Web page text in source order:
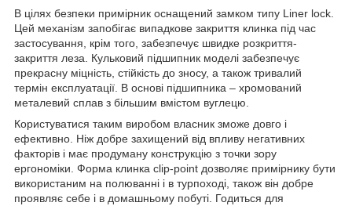
В цілях безпеки примірник оснащений замком типу Liner lock.
Цей механізм запобігає випадкове закриття клинка під час
застосування, крім того, забезпечує швидке розкриття-
закриття леза. Кульковий підшипник моделі забезпечує
прекрасну міцність, стійкість до зносу, а також тривалий
термін експлуатації. В основі підшипника – хромований
металевий сплав з більшим вмістом вуглецю.
Користуватися таким виробом власник зможе довго і
ефективно. Ніж добре захищений від впливу негативних
факторів і має продуману конструкцію з точки зору
ергономіки. Форма клинка clip-point дозволяє примірнику бути
використаним на полюванні і в турпоході, також він добре
проявляє себе і в домашньому побуті. Годиться для